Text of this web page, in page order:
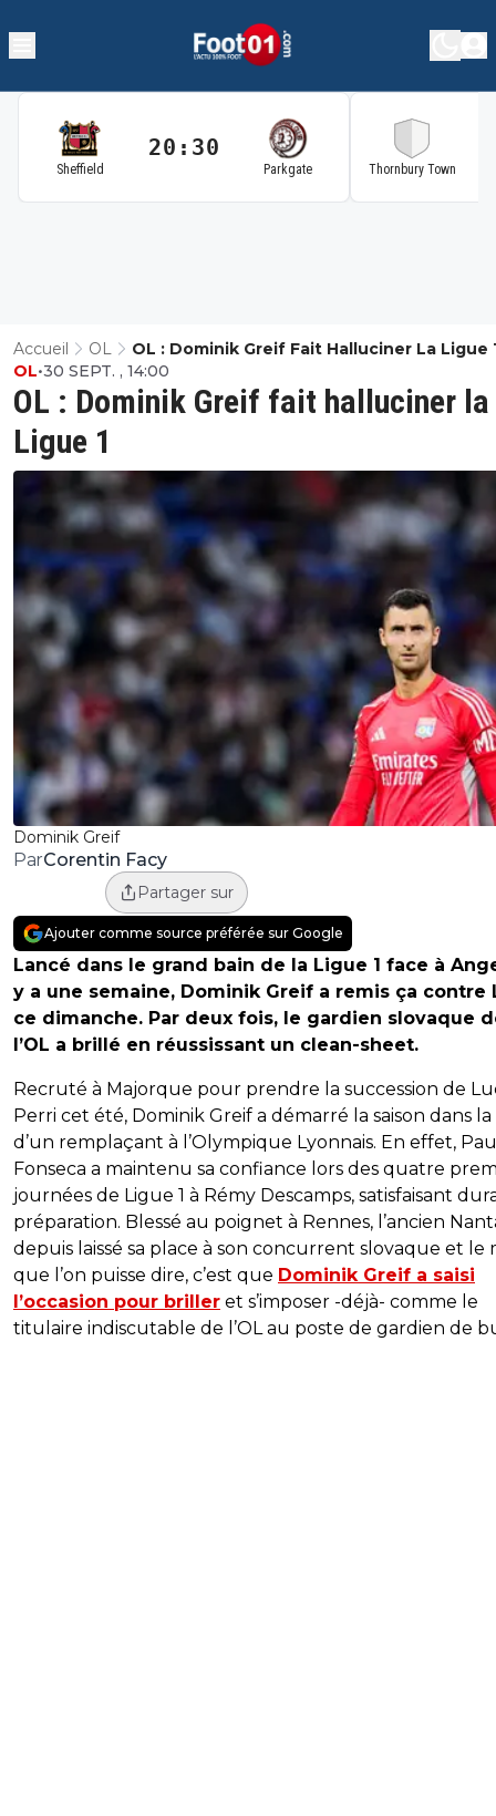
Sheffield
20:30
Parkgate Thornbury Town
Accueil OL OL : Dominik Greif Fait Halluciner La Ligue
Dominik Greif
OL : Dominik Greif fait halluciner la
Ligue 1
OL•30 SEPT. , 14:00
ParCorentin Facy
Partager sur
Ajouter comme source préférée sur Google
Lancé dans le grand bain de la Ligue 1 face à
y a une semaine, Dominik Greif a remis ça contre
ce dimanche. Par deux fois, le gardien slovaque
l’OL a brillé en réussissant un clean-sheet.
Recruté à Majorque pour prendre la succession de
Perri cet été, Dominik Greif a démarré la saison dans
d’un remplaçant à l’Olympique Lyonnais. En effet,
Fonseca a maintenu sa confiance lors des quatre
journées de Ligue 1 à Rémy Descamps, satisfaisant
préparation. Blessé au poignet à Rennes, l’ancien
depuis laissé sa place à son concurrent slovaque et le
que l’on puisse dire, c’est que Dominik Greif a saisi
l’occasion pour briller et s’imposer -déjà- comme le
titulaire indiscutable de l’OL au poste de gardien de